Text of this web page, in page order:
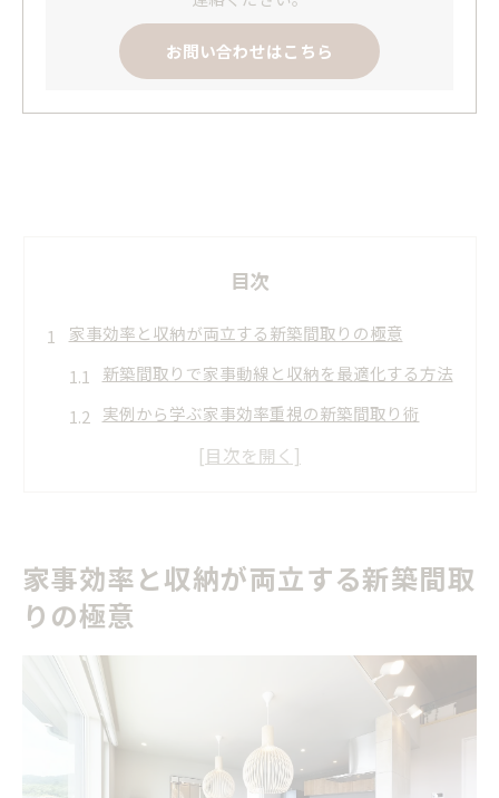
お問い合わせはこちら
目次
家事効率と収納が両立する新築間取りの極意
新築間取りで家事動線と収納を最適化する方法
実例から学ぶ家事効率重視の新築間取り術
新築で失敗しない収納スペース確保のコツ
理想を叶える新築の間取り成功アイデア集
新築間取り成功例から学ぶ実践的な工夫
注文住宅で人気の新築間取りアイデア特集
新築の間取りプラン集で失敗しない選び方
理想の新築間取りを実現するための秘訣
家事効率アップを叶える新築間取り実例集
家事効率と収納が両立する新築間取
りの極意